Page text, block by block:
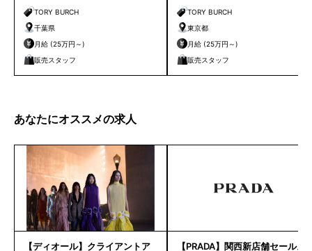
TORY BURCH
千葉県
月給 (25万円～)
販売スタッフ
TORY BURCH
東京都
月給 (25万円～)
販売スタッフ
あなたにオススメの求人
【ディオール】クライアントア
【PRADA】関西新店舗セールス